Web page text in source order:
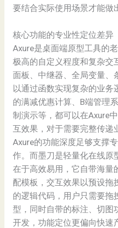
要结合实际使用场景才能做
核心功能的专业性定位差异
Axure是桌面端原型工具的
极高的自定义程度和复杂交
面板、中继器、全局变量、
以通过函数实现复杂的业务
的满减优惠计算、B端管理
制演示等，都可以在Axure
互效果，对于需要完整传递
Axure的功能深度足够支撑
作。而墨刀是轻量化在线原
在于高效易用，它自带海量
配模板，交互效果以预设拖
的逻辑代码，用户只需要拖
型，同时自带的标注、切图
开发，功能定位更偏向快速